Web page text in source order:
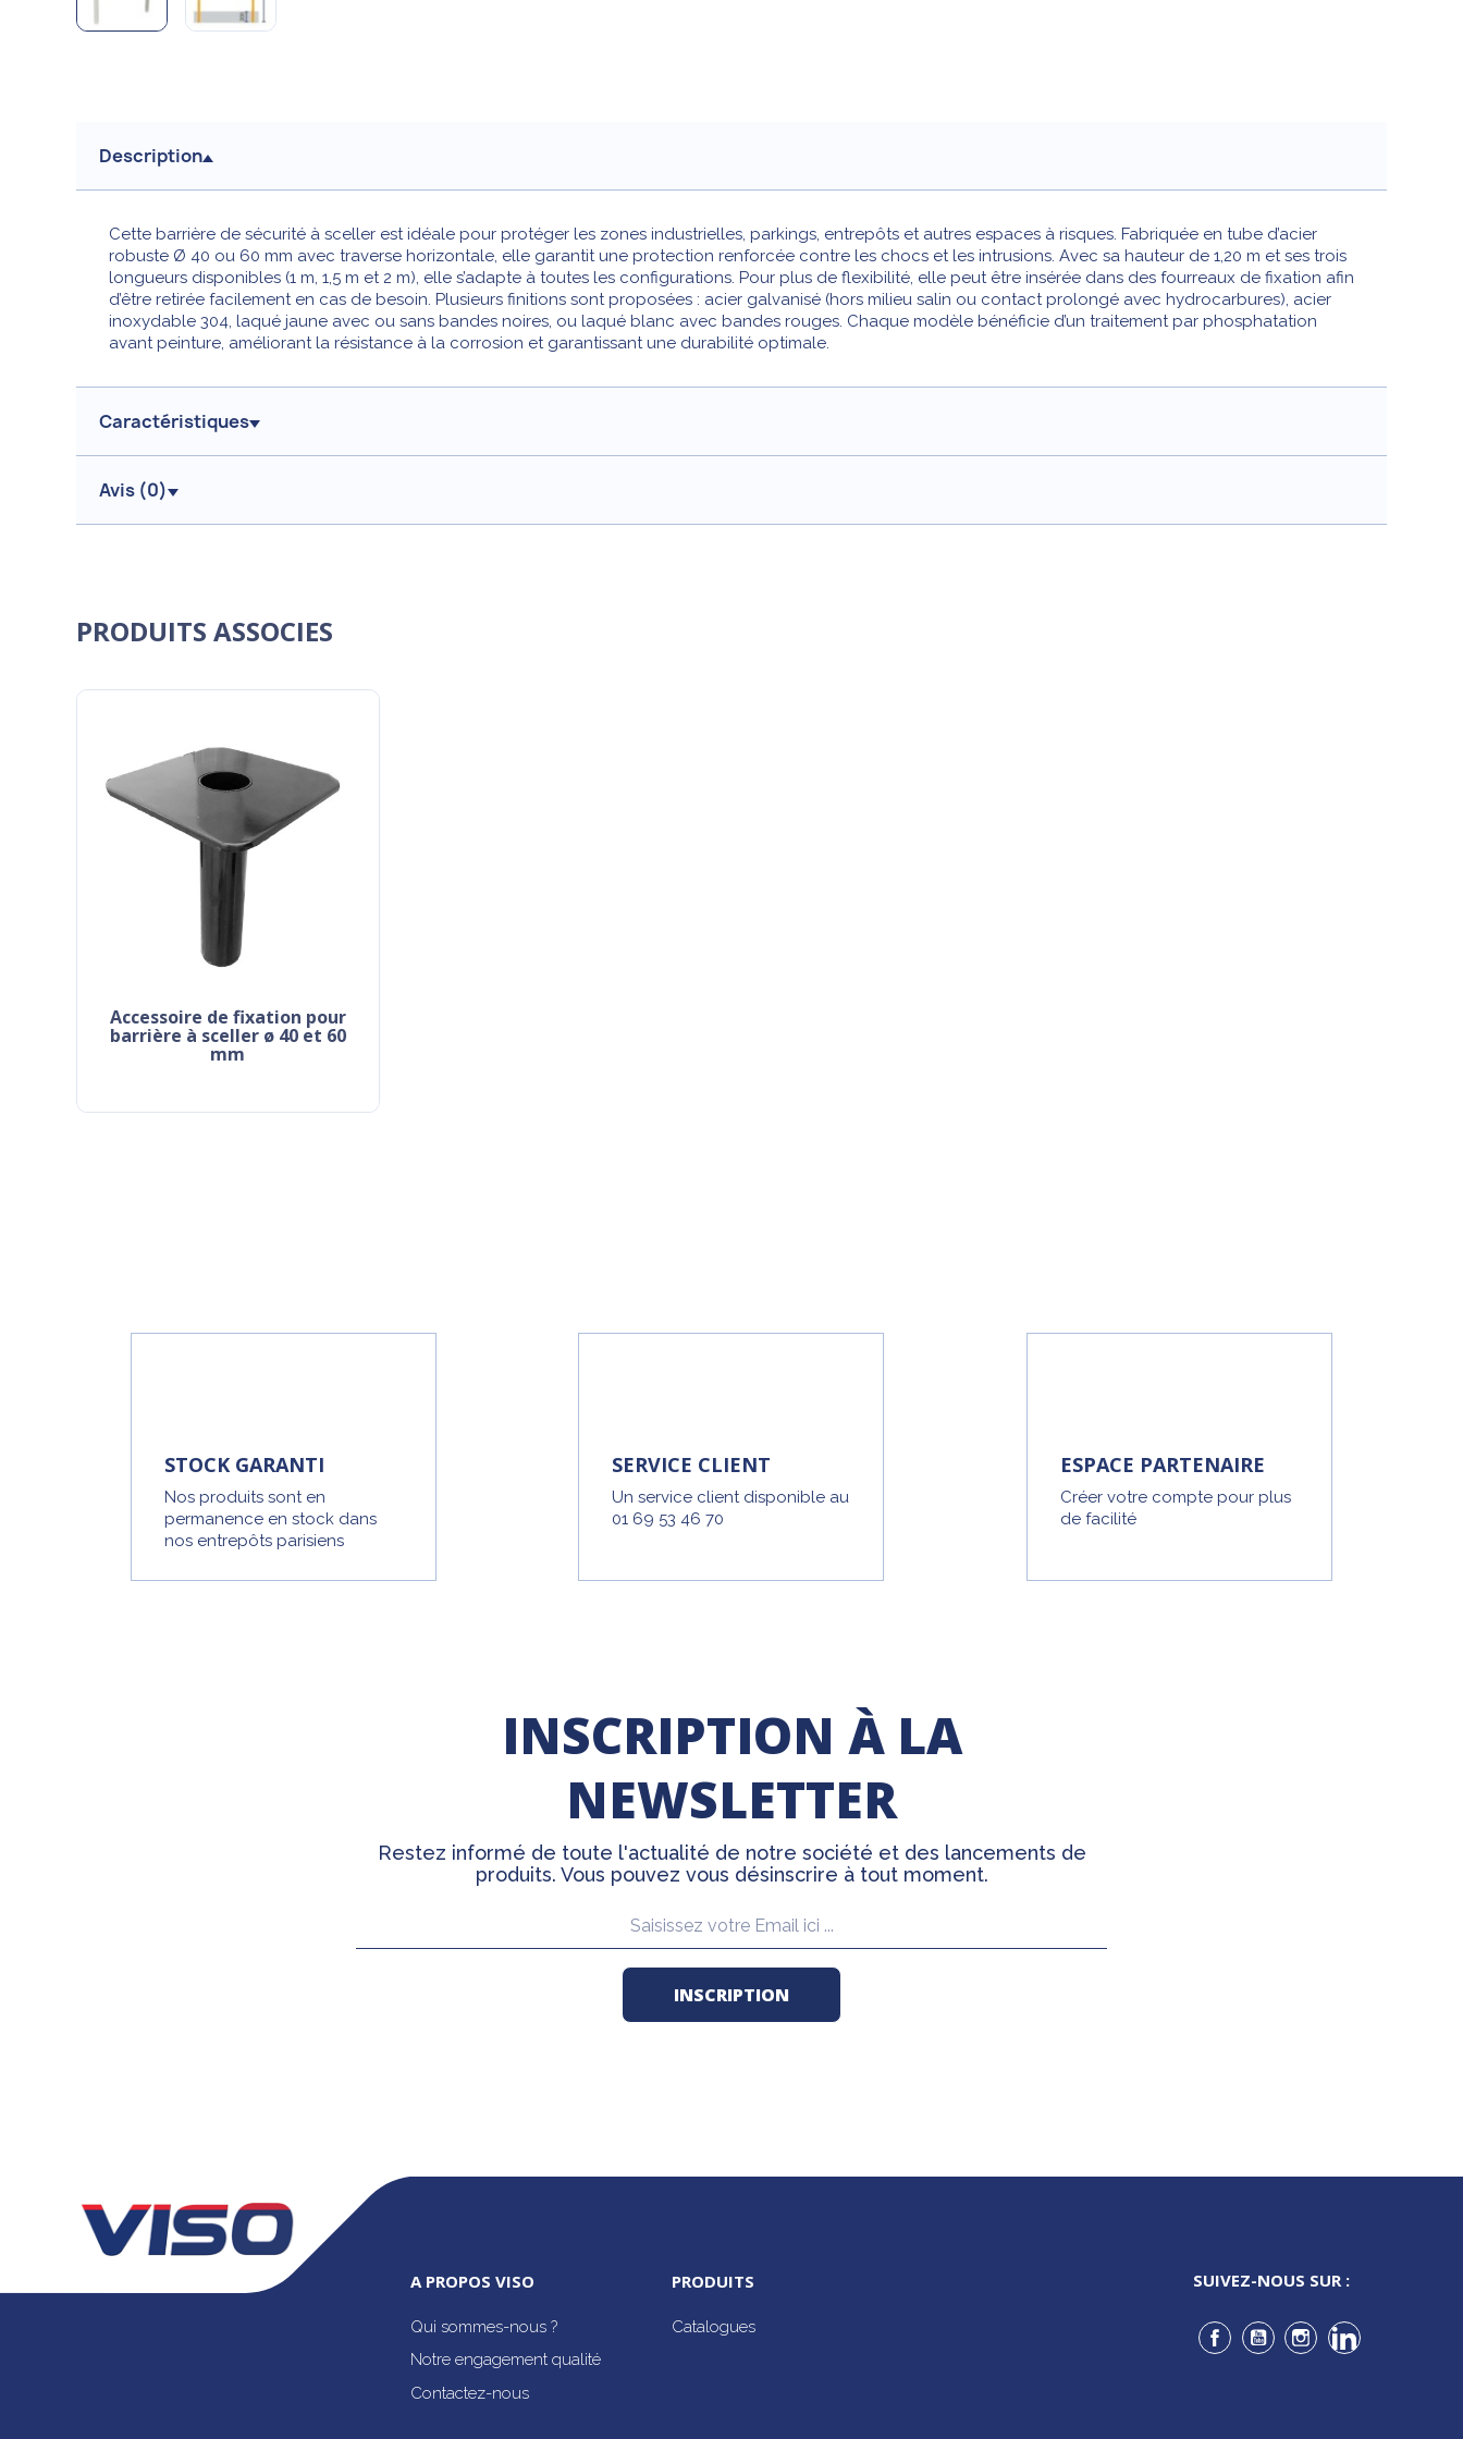
Description
Cette barrière de sécurité à sceller est idéale pour protéger les zones industrielles, parkings, entrepôts et autres espaces à risques. Fabriquée en tube d’acier
robuste Ø 40 ou 60 mm avec traverse horizontale, elle garantit une protection renforcée contre les chocs et les intrusions. Avec sa hauteur de 1,20 m et ses trois
longueurs disponibles (1 m, 1,5 m et 2 m), elle s’adapte à toutes les configurations. Pour plus de flexibilité, elle peut être insérée dans des fourreaux de fixation afin
d’être retirée facilement en cas de besoin. Plusieurs finitions sont proposées : acier galvanisé (hors milieu salin ou contact prolongé avec hydrocarbures), acier
inoxydable 304, laqué jaune avec ou sans bandes noires, ou laqué blanc avec bandes rouges. Chaque modèle bénéficie d’un traitement par phosphatation
avant peinture, améliorant la résistance à la corrosion et garantissant une durabilité optimale.
Caractéristiques
Avis (0)
PRODUITS ASSOCIES
accessoire de fixation pour
barrière à sceller ø 40 et 60
mm
STOCK GARANTI
Nos produits sont en
permanence en stock dans
nos entrepôts parisiens
SERVICE CLIENT
Un service client disponible au
01 69 53 46 70
ESPACE PARTENAIRE
Créer votre compte pour plus
de facilité
INSCRIPTION À LA
NEWSLETTER
Restez informé de toute l'actualité de notre société et des lancements de
produits. Vous pouvez vous désinscrire à tout moment.
A PROPOS VISO
Qui sommes-nous ?
Notre engagement qualité
Contactez-nous
PRODUITS
Catalogues
SUIVEZ-NOUS SUR :
Facebook
YouTubeInstagramLinkedIn